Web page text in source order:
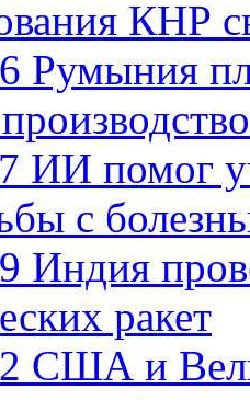
КНР
Румыния
ИИ помог
с
Индия
ракет
США и